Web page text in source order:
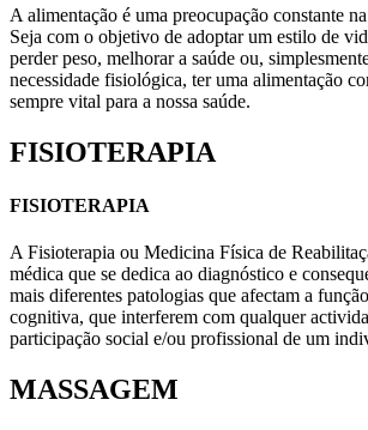
A alimentação é uma preocupação constante
Seja com o objetivo de adoptar um estilo de
perder peso, melhorar a saúde ou,
necessidade fisiológica, ter uma alimentação
sempre vital para a nossa saúde.
FISIOTERAPIA
FISIOTERAPIA
A Fisioterapia ou Medicina Física de
médica que se dedica ao diagnóstico e
mais diferentes patologias que afectam a
cognitiva, que interferem com qualquer
participação social e/ou profissional de um
MASSAGEM